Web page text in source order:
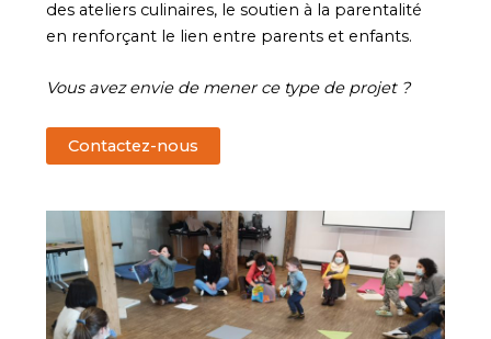
des ateliers culinaires, le soutien à la parentalité
en renforçant le lien entre parents et enfants.
Vous avez envie de mener ce type de projet ?
Contactez-nous